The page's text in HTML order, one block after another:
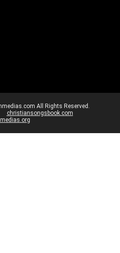
All Rights Reserved.
christiansongsbook.com